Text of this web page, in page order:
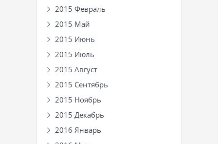
2015 Февраль
2015 Май
2015 Июнь
2015 Июль
2015 Август
2015 Сентябрь
2015 Ноябрь
2015 Декабрь
2016 Январь